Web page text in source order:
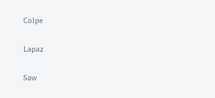
Colpe
Lapaz
Saw